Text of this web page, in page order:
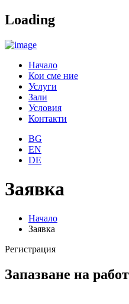
Loading
Начало
Кои сме ние
Услуги
Зали
Условия
Контакти
BG
EN
DE
Заявка
Начало
Заявка
Регистрация
Запазване на